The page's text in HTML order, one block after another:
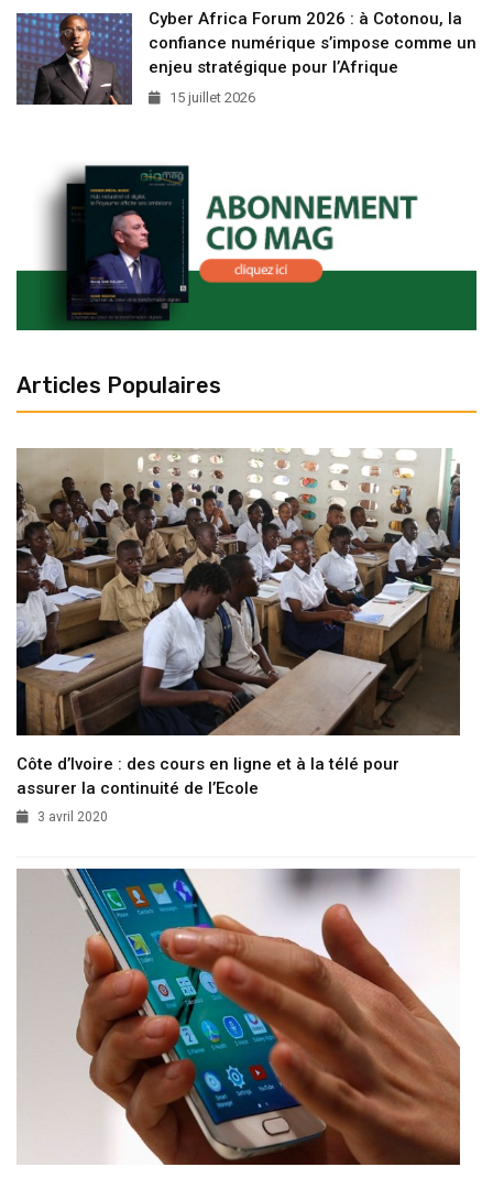
Cyber Africa Forum 2026 : à Cotonou, la
confiance numérique s’impose comme un
enjeu stratégique pour l’Afrique
15 juillet 2026
Articles Populaires
Côte d’Ivoire : des cours en ligne et à la télé pour
assurer la continuité de l’Ecole
3 avril 2020